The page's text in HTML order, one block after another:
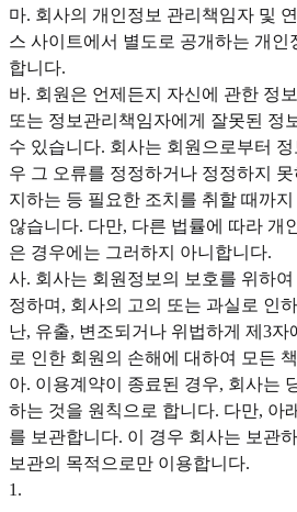
마. 회사의 개인정보 관리책임자 및
스 사이트에서 별도로 공개하는 개인
합니다.
바. 회원은 언제든지 자신에 관한 정
또는 정보관리책임자에게 잘못된 정
수 있습니다. 회사는 회원으로부터
우 그 오류를 정정하거나 정정하지
지하는 등 필요한 조치를 취할 때까지
않습니다. 다만, 다른 법률에 따라 개
은 경우에는 그러하지 아니합니다.
사. 회사는 회원정보의 보호를 위하
정하며, 회사의 고의 또는 과실로 인
난, 유출, 변조되거나 위법하게 제3자
로 인한 회원의 손해에 대하여 모든
아. 이용계약이 종료된 경우, 회사는
하는 것을 원칙으로 합니다. 다만, 아
를 보관합니다. 이 경우 회사는 보관
보관의 목적으로만 이용합니다.
1 .